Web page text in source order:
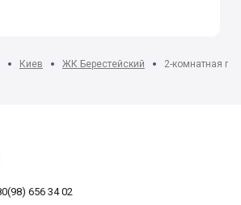
Киев ЖК Берестейский 2-комнатная
656 34 02